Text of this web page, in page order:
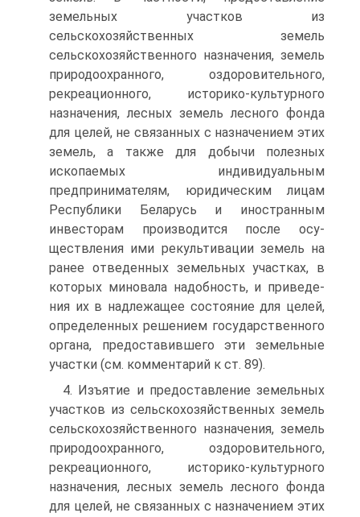
земельных участков из
сельскохозяйственных земель
сельскохозяйствен­ного назначения, земель
природоохранного, оздоровительного,
рекреационного, историко-культурного
назначения, лесных зе­мель лесного фонда
для целей, не связанных с назначением этих
земель, а также для добычи полезных
ископаемых индиви­дуальным
предпринимателям, юридическим лицам
Республики Беларусь и иностранным
инвесторам производится после осу­
ществления ими рекультивации земель на
ранее отведенных зе­мельных участках, в
которых миновала надобность, и приведе­
ния их в надлежащее состояние для целей,
определенных реше­нием государственного
органа, предоставившего эти земельные
участки (см. комментарий к ст. 89).
4. Изъятие и предоставление земельных
участков из сельс­кохозяйственных земель
сельскохозяйственного назначения, зе­мель
природоохранного, оздоровительного,
рекреационного, ис­торико-культурного
назначения, лесных земель лесного фонда
для целей, не связанных с назначением этих